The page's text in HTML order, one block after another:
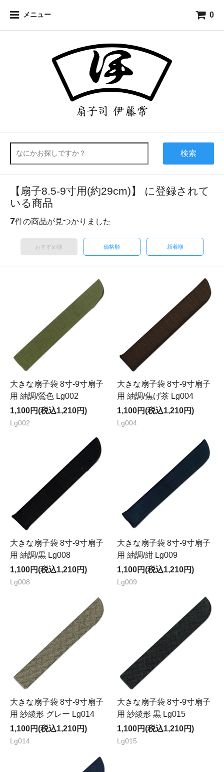
メニュー 0
検索
【扇子8.5-9寸用(約29cm)】 に登録されて
いる商品
7件の商品が見つかりました
おすすめ順 価格順 新着順
大きな扇子袋 8寸-9寸扇子
用 紬調/鶯色 Lg002
1,100円(税込1,210円)
Lg002
大きな扇子袋 8寸-9寸扇子
用 紬調/焦げ茶 Lg004
1,100円(税込1,210円)
Lg004
大きな扇子袋 8寸-9寸扇子
用 紬調/黒 Lg008
1,100円(税込1,210円)
Lg008
大きな扇子袋 8寸-9寸扇子
用 紬調/紺 Lg009
1,100円(税込1,210円)
Lg009
大きな扇子袋 8寸-9寸扇子
用 紗綾形 グレー Lg014
1,100円(税込1,210円)
Lg014
大きな扇子袋 8寸-9寸扇子
用 紗綾形 黒 Lg015
1,100円(税込1,210円)
Lg015